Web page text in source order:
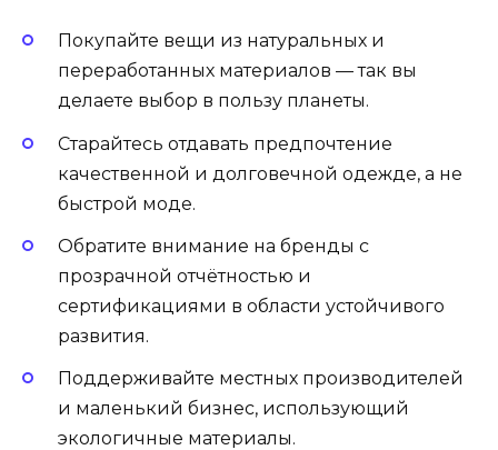
Покупайте вещи из натуральных и
переработанных материалов — так вы
делаете выбор в пользу планеты.
Старайтесь отдавать предпочтение
качественной и долговечной одежде, а не
быстрой моде.
Обратите внимание на бренды с
прозрачной отчётностью и
сертификациями в области устойчивого
развития.
Поддерживайте местных производителей
и маленький бизнес, использующий
экологичные материалы.